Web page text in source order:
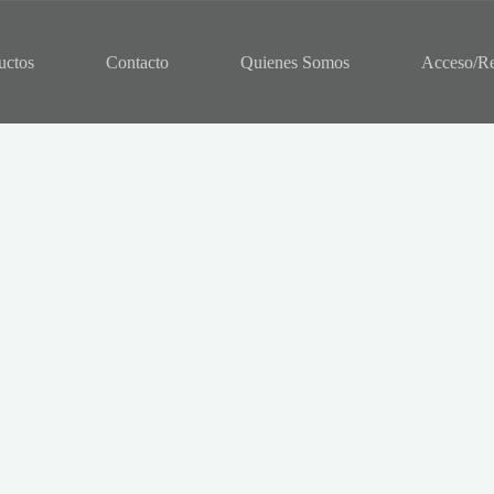
Contacto Quienes Somos Acceso/